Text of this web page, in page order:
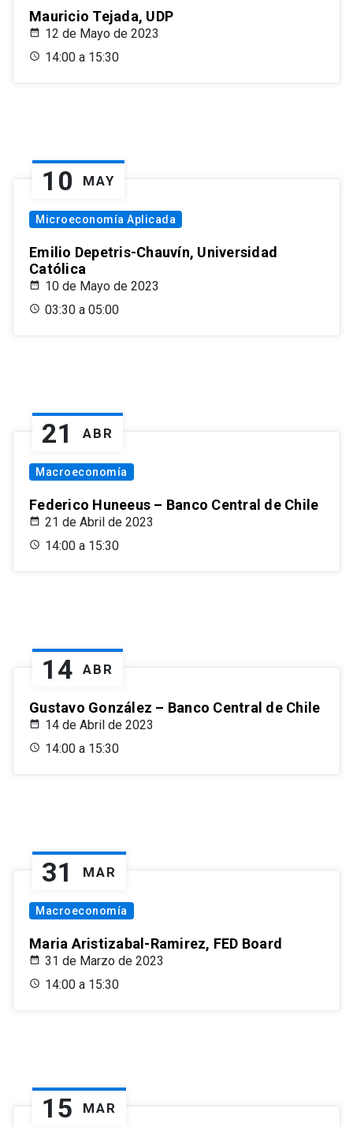
Mauricio Tejada, UDP
12 de Mayo de 2023
14:00 a 15:30
10 MAY
Microeconomía Aplicada
Emilio Depetris-Chauvín, Universidad
Católica
10 de Mayo de 2023
03:30 a 05:00
21 ABR
Macroeconomía
Federico Huneeus – Banco Central de Chile
21 de Abril de 2023
14:00 a 15:30
14 ABR
Gustavo González – Banco Central de Chile
14 de Abril de 2023
14:00 a 15:30
31 MAR
Macroeconomía
Maria Aristizabal-Ramirez, FED Board
31 de Marzo de 2023
14:00 a 15:30
15 MAR